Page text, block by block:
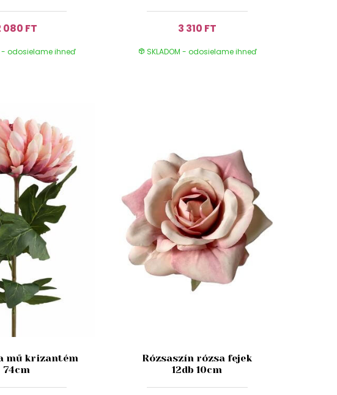
080 FT
- odosielame ihneď
3 310 FT
SKLADOM - odosielame ihneď
mű krizantém
74cm
Rózsaszín rózsa fejek
12db 10cm